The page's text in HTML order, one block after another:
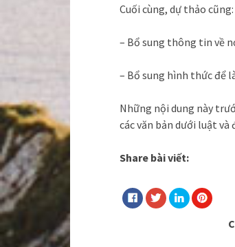
Cuối cùng, dự thảo cũng:
– Bổ sung thông tin về
– Bổ sung hình thức để
Những nội dung này
các văn bản dưới luật và
Share bài viết: